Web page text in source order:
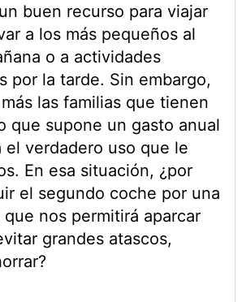
buen recurso para viajar
a los más pequeños al
o a actividades
por la tarde. Sin embargo,
las familias que tienen
que supone un gasto anual
el verdadero uso que le
En esa situación, ¿por
el segundo coche por una
nos permitirá aparcar
grandes atascos,